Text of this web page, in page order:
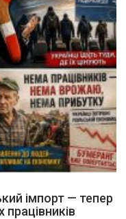
імпорт — тепер